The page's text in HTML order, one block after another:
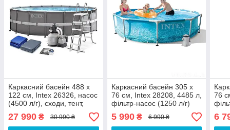
Каркасний басейн 488 x
122 см, Intex 26326, насос
(4500 л/г), сходи, тент,
підстилка
27 990 ₴ 30 990 ₴
Каркасний басейн 305 x
76 см, Intex 28208, 4485 л,
фільтр-насос (1250 л/г)
5 990₴ 6 990 ₴
76
6